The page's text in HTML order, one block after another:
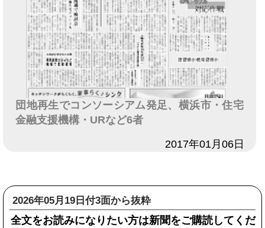
団地再生でコンソーシアム発足、横浜市・住宅
金融支援機構・URなど6者
2017年01月06日
2026年05月19日付3面から抜粋
全文をお読みになりたい方は新聞をご購読してくだ